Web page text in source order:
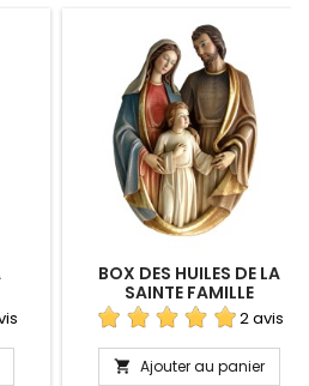
BOX DES HUILES DE LA
SAINTE FAMILLE
2 avis
 Ajouter au panier